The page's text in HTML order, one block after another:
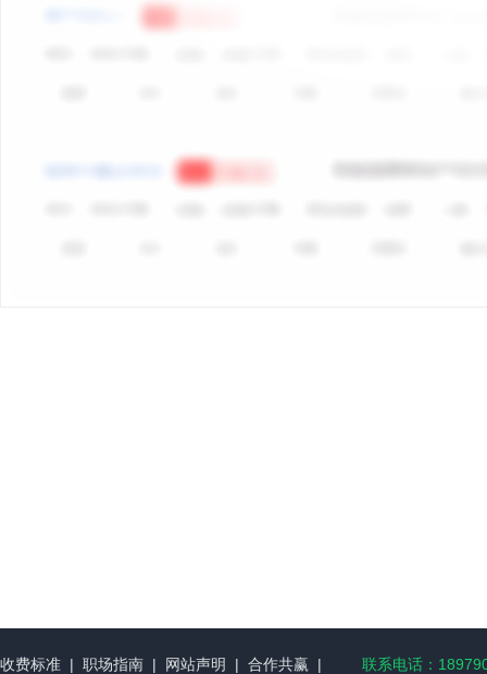
收费标准 | 职场指南 | 网站声明 | 合作共赢 |
联系电话：